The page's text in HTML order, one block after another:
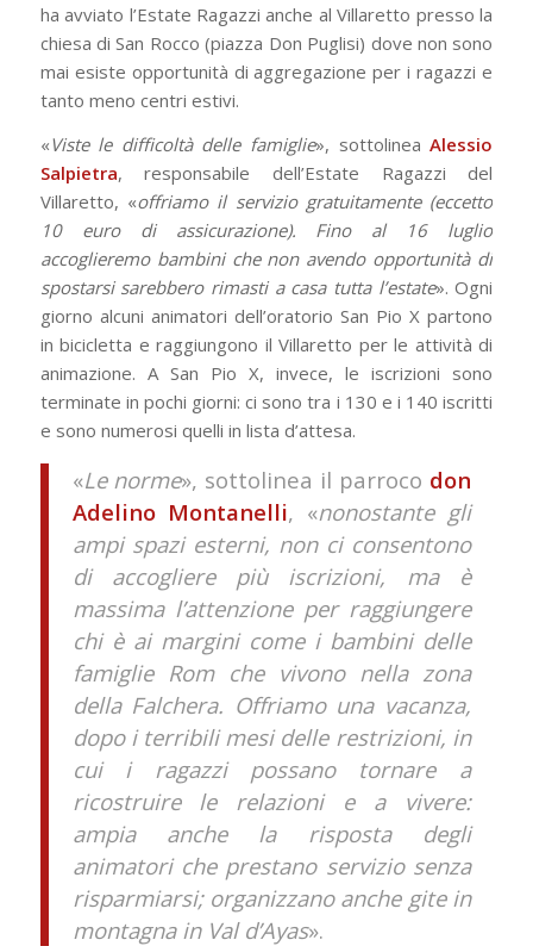
ha avviato l’Estate Ragazzi anche al Villaretto presso la
chiesa di San Rocco (piazza Don Puglisi) dove non sono
mai esiste opportunità di aggregazione per i ragazzi e
tanto meno centri estivi.
«Viste le difficoltà delle famiglie», sottolineaAlessio
Salpietra, responsabile dell’Estate Ragazzi del
Villaretto, «offriamo il servizio gratuitamente (eccetto
10 euro di assicurazione). Fino al 16 luglio
accoglieremo bambini che non avendo opportunità di
spostarsi sarebbero rimasti a casa tutta l’estate». Ogni
giorno alcuni animatori dell’oratorio San Pio X partono
in bicicletta e raggiungono il Villaretto per le attività di
animazione. A San Pio X, invece, le iscrizioni sono
terminate in pochi giorni: ci sono tra i 130 e i 140 iscritti
e sono numerosi quelli in lista d’attesa.
«Le norme», sottolinea il parroco don
Adelino Montanelli, «nonostante gli
ampi spazi esterni, non ci consentono
di accogliere più iscrizioni, ma è
massima l’attenzione per raggiungere
chi è ai margini come i bambini delle
famiglie Rom che vivono nella zona
della Falchera. Offriamo una vacanza,
dopo i terribili mesi delle restrizioni, in
cui i ragazzi possano tornare a
ricostruire le relazioni e a vivere:
ampia anche la risposta degli
animatori che prestano servizio senza
risparmiarsi; organizzano anche gite in
montagna in Val d’Ayas».